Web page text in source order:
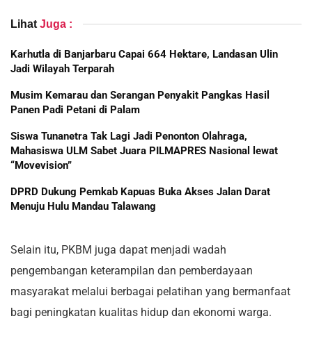
Lihat Juga :
Karhutla di Banjarbaru Capai 664 Hektare, Landasan Ulin
Jadi Wilayah Terparah
Musim Kemarau dan Serangan Penyakit Pangkas Hasil
Panen Padi Petani di Palam
Siswa Tunanetra Tak Lagi Jadi Penonton Olahraga,
Mahasiswa ULM Sabet Juara PILMAPRES Nasional lewat
“Movevision”
DPRD Dukung Pemkab Kapuas Buka Akses Jalan Darat
Menuju Hulu Mandau Talawang
Selain itu, PKBM juga dapat menjadi wadah
pengembangan keterampilan dan pemberdayaan
masyarakat melalui berbagai pelatihan yang bermanfaat
bagi peningkatan kualitas hidup dan ekonomi warga.